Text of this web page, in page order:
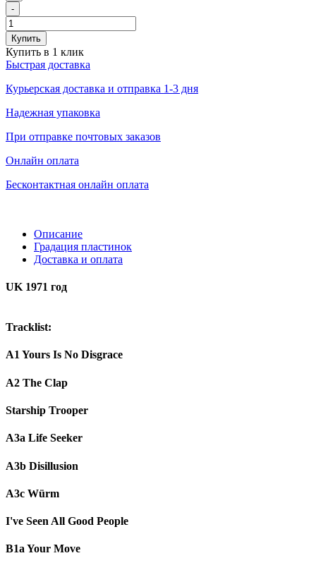
-
Купить
Купить в 1 клик
Быстрая доставка
Курьерская доставка и отправка 1-3 дня
Надежная упаковка
При отправке почтовых заказов
Онлайн оплата
Бесконтактная онлайн оплата
Описание
Градация пластинок
Доставка и оплата
UK 1971 год
Tracklist:
A1 Yours Is No Disgrace
A2 The Clap
Starship Trooper
A3a Life Seeker
A3b Disillusion
A3c Würm
I've Seen All Good People
B1a Your Move